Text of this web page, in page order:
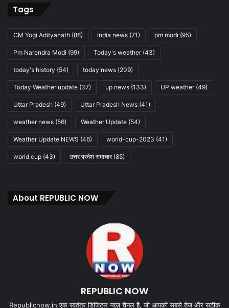
Tags
CM Yogi Adityanath (88) India news (71) pm modi (95)
Pm Narendra Modi (99) Today's weather(43)
today's history (54) today news (209)
Today Weather update (37) up news (133) UP weather(49)
Uttar Pradesh (49) Uttar Pradesh News (41)
weather news (56) Weather Update (54)
Weather Update NEWS (46) world-cup-2023 (41)
world cup (43) उत्तर प्रदेश समाचार(85)
About REPUBLIC NOW
REPUBLIC NOW
Republicnow.in एक स्वतंत्र डिजिटल न्यूज़ चैनल है, जो आपको सबसे तेज और सटीक